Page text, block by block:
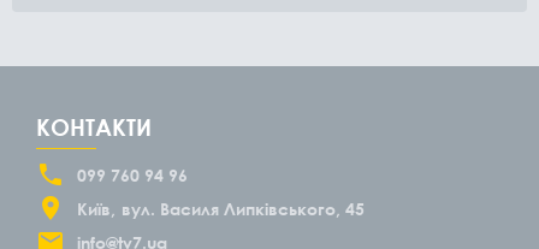
КОНТАКТИ
099 760 94 96
Київ
вул. Василя Липківського, 45
info@tv7.ua